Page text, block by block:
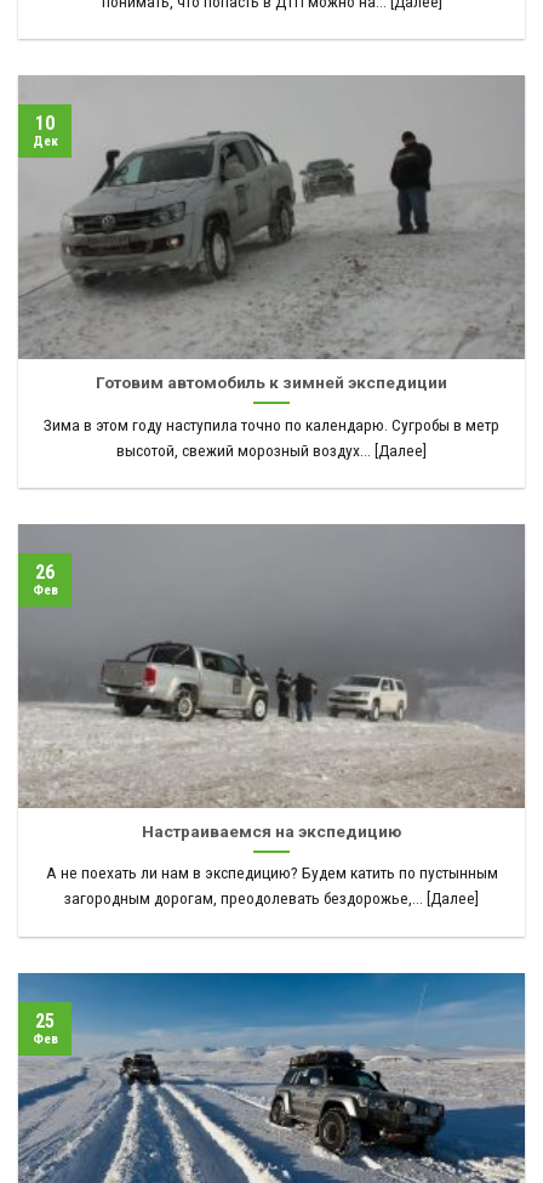
Готовим автомобиль к зимней экспедиции
Зима в этом году наступила точно по календарю. Сугробы в метр
высотой, свежий морозный воздух... [Далее]
10
Дек
Настраиваемся на экспедицию
А не поехать ли нам в экспедицию? Будем катить по пустынным
загородным дорогам, преодолевать бездорожье,... [Далее]
26
Фев
25
Фев